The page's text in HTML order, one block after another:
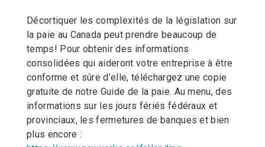
Décortiquer les complexités de la législation sur
la paie au Canada peut prendre beaucoup de
temps! Pour obtenir des informations
consolidées qui aideront votre entreprise à être
conforme et sûre d’elle, téléchargez une copie
gratuite de notre Guide de la paie. Au menu, des
informations sur les jours fériés fédéraux et
provinciaux, les fermetures de banques et bien
plus encore :